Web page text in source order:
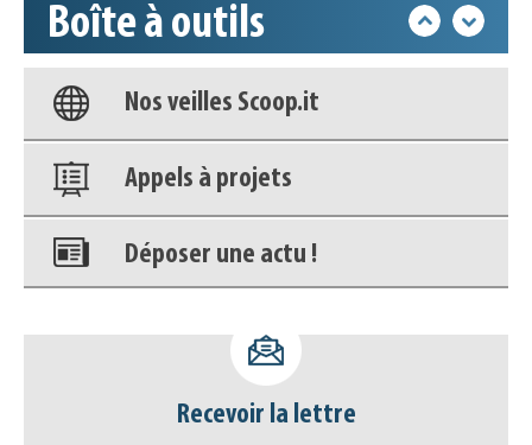
Boîte à outils
Base documentaire
Nos veilles Scoop.it
Appels à projets
Déposer une actu !
déconnecter)
Base documentaire
Recevoir la lettre